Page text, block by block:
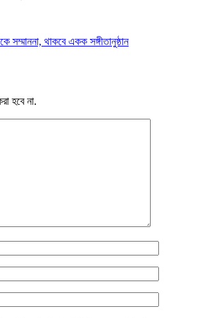
সম্মাননা, থাকবে একক সঙ্গীতানুষ্ঠান
হবে না.